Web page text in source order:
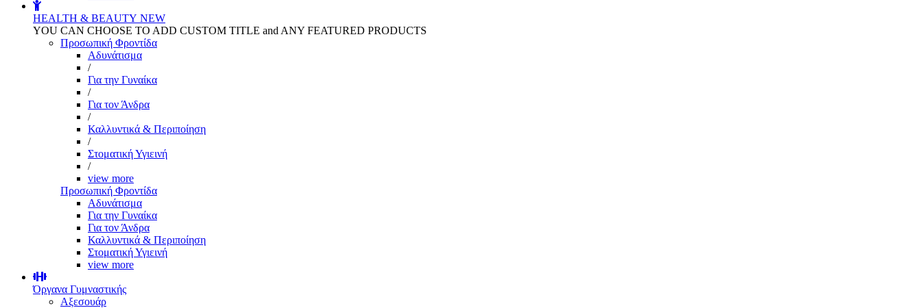
HEALTH & BEAUTY NEW
YOU CAN CHOOSE TO ADD CUSTOM TITLE and ANY FEATURED PRODUCTS
Προσωπική Φροντίδα
Αδυνάτισμα
/
Για την Γυναίκα
/
Για τον Άνδρα
/
Καλλυντικά & Περιποίηση
/
Στοματική Υγιεινή
/
view more
Προσωπική Φροντίδα
Αδυνάτισμα
Για την Γυναίκα
Για τον Άνδρα
Καλλυντικά & Περιποίηση
Στοματική Υγιεινή
view more
Όργανα Γυμναστικής
Αξεσουάρ